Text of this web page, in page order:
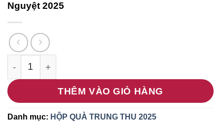
Nguyệt 2025
Hộp quà trung thu và rượu vang Vọng Nguyệt
THÊM VÀO GIỎ HÀNG
Danh mục: HỘP QUÀ TRUNG THU 2025